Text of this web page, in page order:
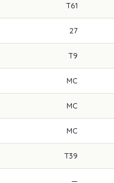
T61
27
T9
MC
MC
MC
T39
—